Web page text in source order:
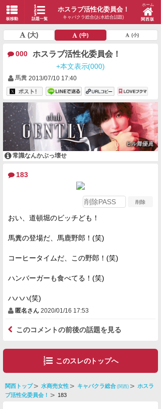
板移動 話題一覧
ホスラブ活性化委員会！
キャバクラ総合(お水総合話題)
ホーム
関西版
(大) (中) (小)
000 ホスラブ活性化委員会！
+本文表示(000)
馬糞 2013/07/10 17:40
常識なんかぶっ壊せ
183
おい、道頓堀のビッチども！
馬糞の登場だ、馬鹿野郎！(笑)
コーヒータイムだ、この野郎！(笑)
ハンバーガーも食べてる！(笑)
ハハハ(笑)
匿名さん 2020/01/16 17:53
このコメントの前後の話題を見る
このスレのトップへ
関西トップ 水商売女性 キャバクラ総合 (関西)
ホスラ
ブ活性化委員会！
183